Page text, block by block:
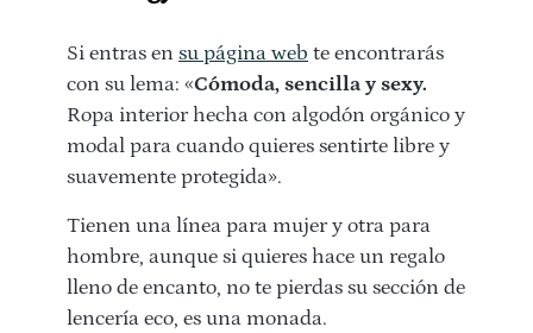
Si entras en su página web te encontrarás
con su lema: «Cómoda, sencilla y sexy.
Ropa interior hecha con algodón orgánico y
modal para cuando quieres sentirte libre y
suavemente protegida».
Tienen una línea para mujer y otra para
hombre, aunque si quieres hace un regalo
lleno de encanto, no te pierdas su sección de
lencería eco, es una monada.